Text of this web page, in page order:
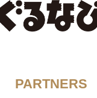
PARTNERS